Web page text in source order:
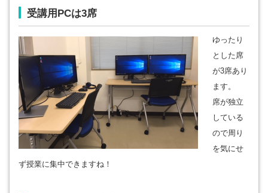
受講用PCは3席
ゆったり
とした席
が3席あり
ます。
席が独立
している
ので周り
を気にせ
ず授業に集中できますね！